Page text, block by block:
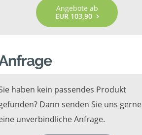
Angebote ab
EUR 103,90
haben kein passendes Produkt
Dann senden Sie uns gerne
unverbindliche Anfrage.